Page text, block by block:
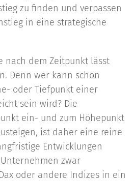
zu finden und verpassen
in eine strategische
nach dem Zeitpunkt lässt
Denn wer kann schon
oder Tiefpunkt einer
sein wird? Die
ein- und zum Höhepunkt
ist daher eine reine
Entwicklungen
zwar
oder andere Indizes in ein